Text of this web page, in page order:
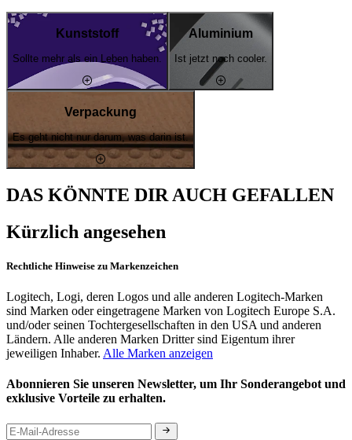
Kunststoff
Sollte mehr als ein Leben haben.
Aluminium
Ist jetzt noch cooler.
Verpackung
Es geht nicht nur darum, was darin ist.
DAS KÖNNTE DIR AUCH GEFALLEN
Kürzlich angesehen
Rechtliche Hinweise zu Markenzeichen
Logitech, Logi, deren Logos und alle anderen Logitech-Marken
sind Marken oder eingetragene Marken von Logitech Europe S.A.
und/oder seinen Tochtergesellschaften in den USA und anderen
Ländern. Alle anderen Marken Dritter sind Eigentum ihrer
jeweiligen Inhaber. Alle Marken anzeigen
Abonnieren Sie unseren Newsletter, um Ihr Sonderangebot und
exklusive Vorteile zu erhalten.